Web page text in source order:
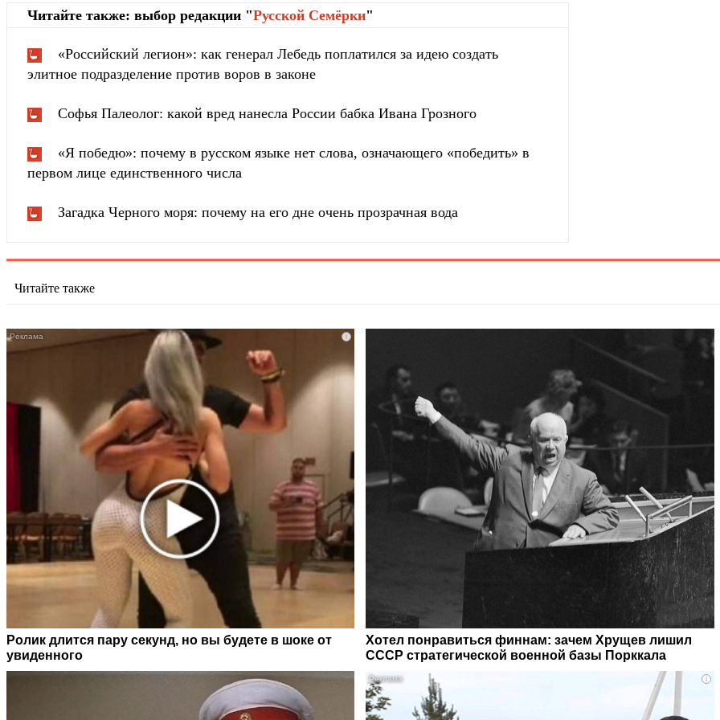
Читайте также: выбор редакции "Русской Cемёрки"
«Российский легион»: как генерал Лебедь поплатился за идею создать
элитное подразделение против воров в законе
Софья Палеолог: какой вред нанесла России бабка Ивана Грозного
«Я победю»: почему в русском языке нет слова, означающего «победить» в
первом лице единственного числа
Загадка Черного моря: почему на его дне очень прозрачная вода
Читайте также
i
Ролик длится пару секунд, но вы будете в шоке от
увиденного
Хотел понравиться финнам: зачем Хрущев лишил
СССР стратегической военной базы Порккала
i